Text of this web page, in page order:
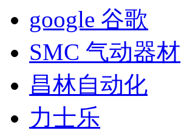
google 谷歌
SMC 气动器材
昌林自动化
力士乐